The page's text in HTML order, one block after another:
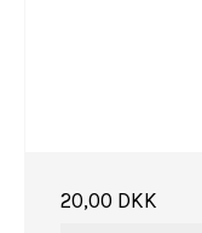
20,00 DKK